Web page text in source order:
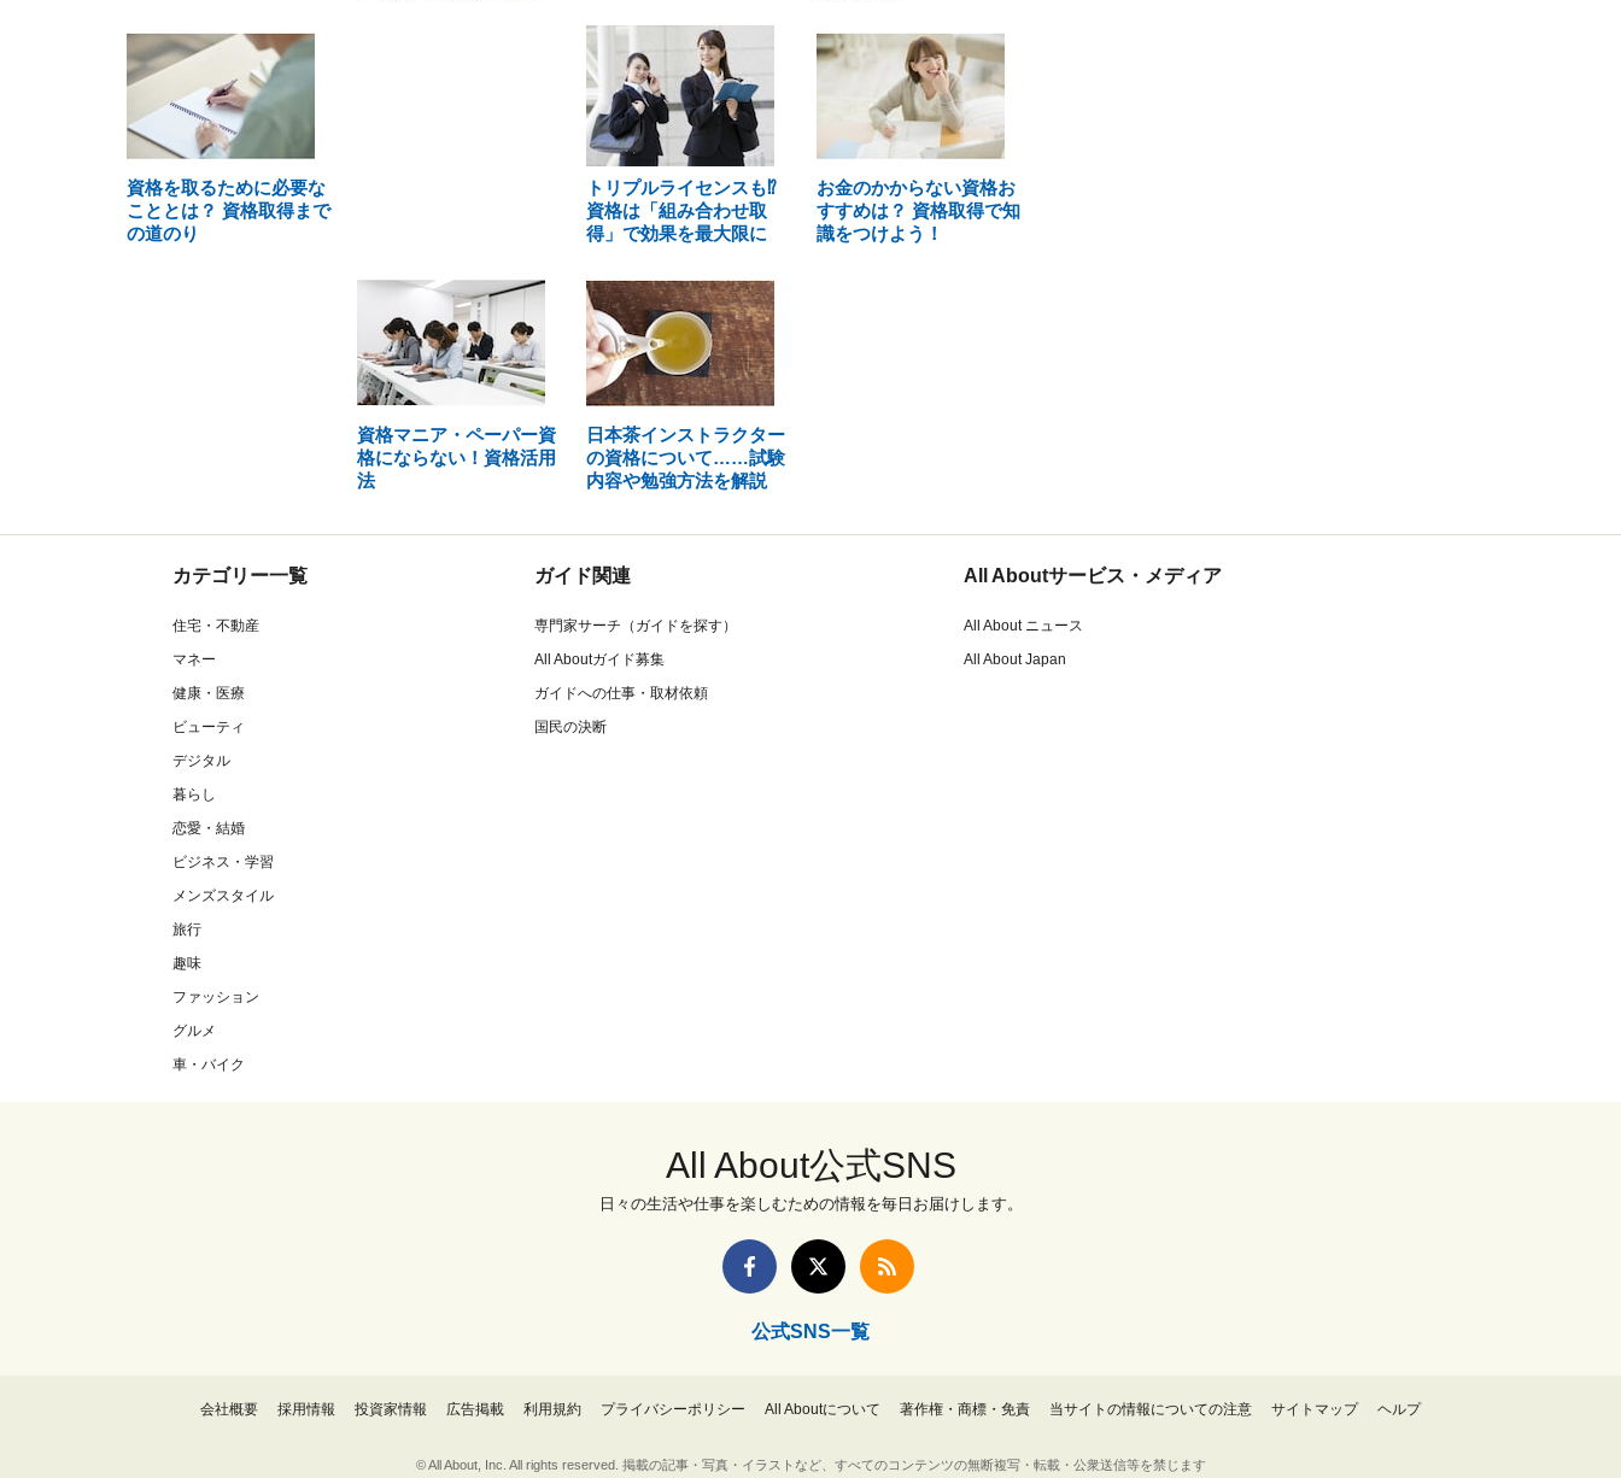
資格を取るために必要な
こととは？ 資格取得まで
の道のり
トリプルライセンスも⁉
資格は「組み合わせ取
得」で効果を最大限に
お金のかからない資格お
すすめは？ 資格取得で知
識をつけよう！
資格マニア・ペーパー資
格にならない！資格活用
法
日本茶インストラクター
の資格について……試験
内容や勉強方法を解説
カテゴリー一覧
住宅・不動産
マネー
健康・医療
ビューティ
デジタル
暮らし
恋愛・結婚
ビジネス・学習
メンズスタイル
旅行
趣味
ファッション
グルメ
車・バイク
ガイド関連
専門家サーチ（ガイドを探す）
All Aboutガイド募集
ガイドへの仕事・取材依頼
国民の決断
All Aboutサービス・メディア
All About ニュース
All About Japan
All About公式SNS
日々の生活や仕事を楽しむための情報を毎日お届けします。
公式SNS一覧
会社概要 採用情報 投資家情報 広告掲載 利用規約 プライバシーポリシー All Aboutについて 著作権・商標・免責 当サイトの情報についての注意 サイトマップ ヘルプ
© All About, Inc. All rights reserved. 掲載の記事・写真・イラストなど、すべてのコンテンツの無断複写・転載・公衆送信等を禁じます